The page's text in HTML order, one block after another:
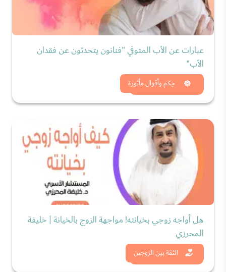
حِكم وأقوال مأثورة
عبارات عن الأب المتوفي "فنانون يتحدثون عن فقدان
الأب"
شاهد الان
الثقة بين الزوجين
هل أواجه زوجي بخيانته! مواجهة الزوج بالخيانة | خليفة
المحرزي
شاهد الان